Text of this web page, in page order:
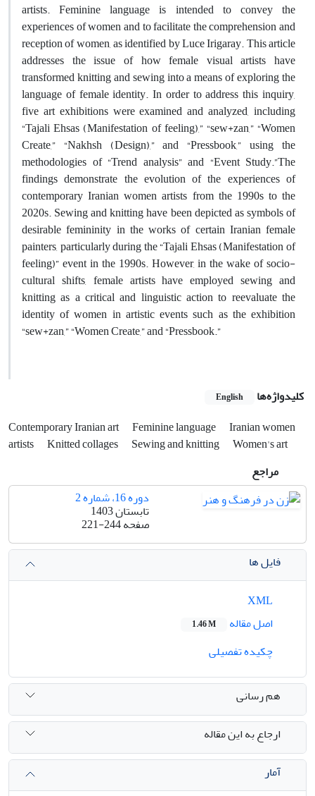
artists. Feminine language is intended to convey the
experiences of women and to facilitate the comprehension and
reception of women, as identified by Luce Irigaray. This article
addresses the issue of how female visual artists have
transformed knitting and sewing into a means of exploring the
language of female identity. In order to address this inquiry,
five art exhibitions were examined and analyzed, including
“Tajali Ehsas (Manifestation of feeling),” “sew+zan,” “Women
Create,” “Nakhsh (Design),” and “Pressbook,” using the
methodologies of “Trend analysis” and “Event Study.”The
findings demonstrate the evolution of the experiences of
contemporary Iranian women artists from the 1990s to the
2020s. Sewing and knitting have been depicted as symbols of
desirable femininity in the works of certain Iranian female
painters, particularly during the “Tajali Ehsas (Manifestation of
feeling)” event in the 1990s. However, in the wake of socio-
cultural shifts, female artists have employed sewing and
knitting as a critical and linguistic action to reevaluate the
identity of women in artistic events such as the exhibition
“sew+zan,” “Women Create,” and “Pressbook.”
کلیدواژه‌ها English
Contemporary Iranian art Feminine language
Iranian women
artists
Knitted collages Sewing and knitting
Women's art
مراجع
دوره 16، شماره 2
تابستان 1403
صفحه221-244
فایل ها
اصل مقاله
1.46 M
چکیده تفصیلی
هم رسانی
ارجاع به این مقاله
آمار